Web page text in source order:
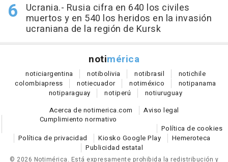
Ucrania.- Rusia cifra en 640 los civiles
muertos y en 540 los heridos en la invasión
ucraniana de la región de Kursk
notimérica
noticiargentina notibolivia notibrasil notichile
colombiapress notiecuador notiméxico notipanama
notiparaguay notiperú notiuruguay
Acerca de notimerica.com
Aviso legal
Cumplimiento normativo
Política de cookies
Política de privacidad
Kiosko Google Play
Hemeroteca
Publicidad estatal
© 2026 Notimérica. Está expresamente prohibida la redistribución y